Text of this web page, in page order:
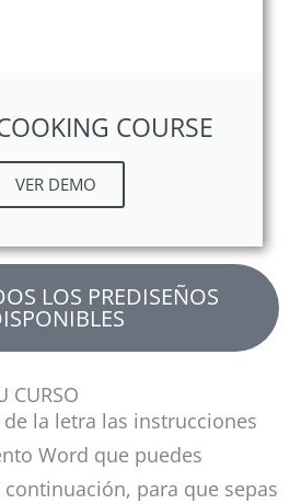
COURSE
VER DEMO
LOS PREDISEÑOS
CURSO
de la letra las instrucciones
Word que puedes
continuación, para que sepas